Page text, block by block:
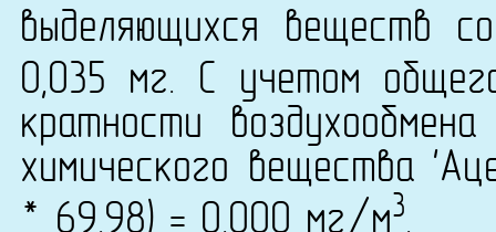
выделяющихся веществ
0,035 мг. С учетом
кратности
химического вещества
* 69.98) = 0,000 мг/м3.